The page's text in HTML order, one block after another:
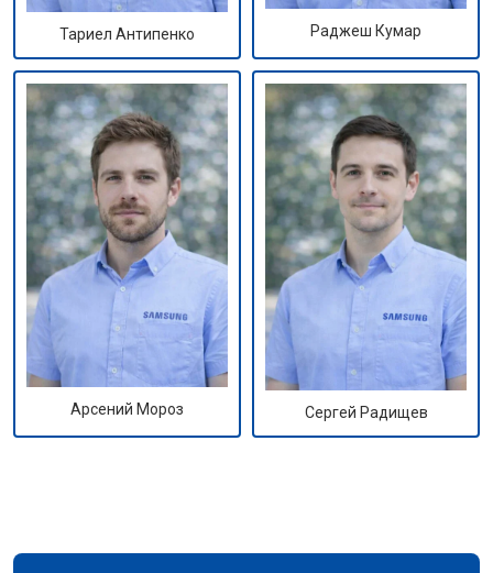
Тариел Антипенко Раджеш Кумар
Арсений Мороз Сергей Радищев